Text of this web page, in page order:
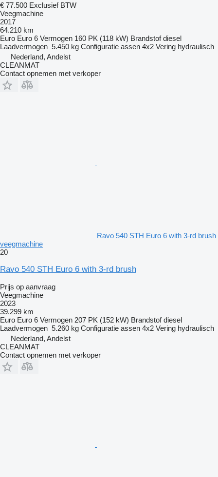
€ 77.500 Exclusief BTW
Veegmachine
2017
64.210 km
Euro Euro 6 Vermogen 160 PK (118 kW) Brandstof diesel
Laadvermogen 5.450 kg Configuratie assen 4x2 Vering hydraulisch
Nederland, Andelst
CLEANMAT
Contact opnemen met verkoper
Ravo 540 STH Euro 6 with 3-rd brush
veegmachine
20
Ravo 540 STH Euro 6 with 3-rd brush
Prijs op aanvraag
Veegmachine
2023
39.299 km
Euro Euro 6 Vermogen 207 PK (152 kW) Brandstof diesel
Laadvermogen 5.260 kg Configuratie assen 4x2 Vering hydraulisch
Nederland, Andelst
CLEANMAT
Contact opnemen met verkoper